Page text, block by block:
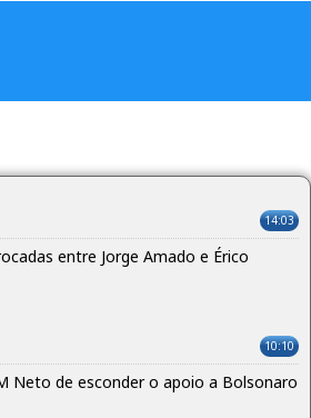
14:03
entre Jorge Amado e Érico
10:10
Neto de esconder o apoio a Bolsonaro